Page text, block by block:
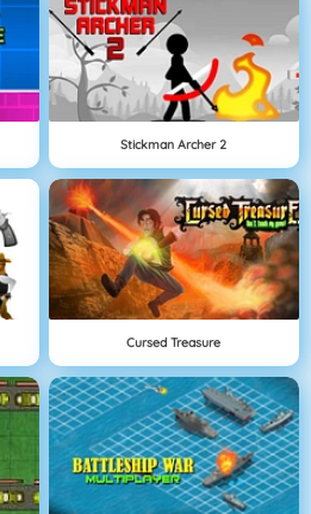
Stickman Archer 2
Cursed Treasure